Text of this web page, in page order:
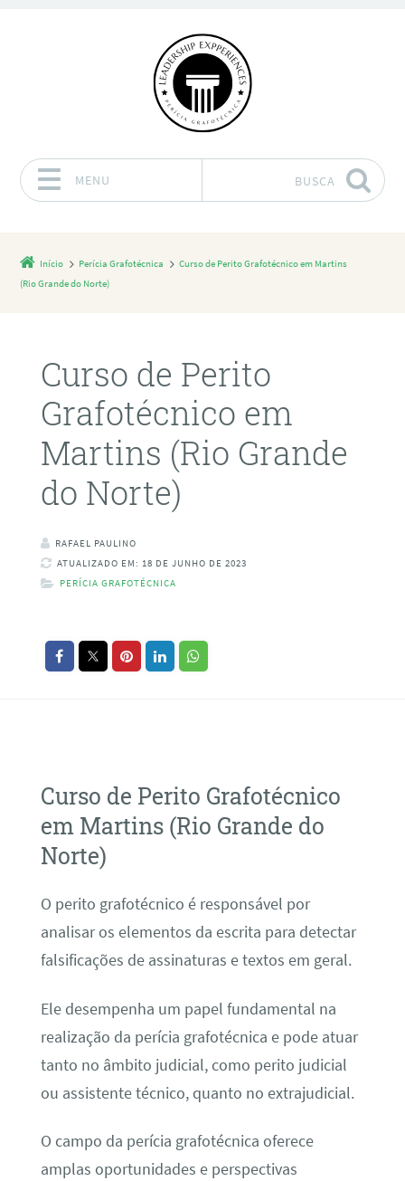
MENU BUSCA
Início Perícia Grafotécnica
Curso de Perito Grafotécnico em Martins
(Rio Grande do Norte)
Curso de Perito
Grafotécnico em
Martins (Rio Grande
do Norte)
RAFAEL PAULINO
ATUALIZADO EM: 18 DE JUNHO DE 2023
PERÍCIA GRAFOTÉCNICA
Curso de Perito Grafotécnico
em Martins (Rio Grande do
Norte)
O perito grafotécnico é responsável por
analisar os elementos da escrita para detectar
falsificações de assinaturas e textos em geral.
Ele desempenha um papel fundamental na
realização da perícia grafotécnica e pode atuar
tanto no âmbito judicial, como perito judicial
ou assistente técnico, quanto no extrajudicial.
O campo da perícia grafotécnica oferece
amplas oportunidades e perspectivas